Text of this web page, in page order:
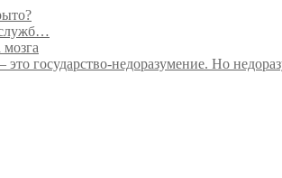
это государство-недоразумение. Но